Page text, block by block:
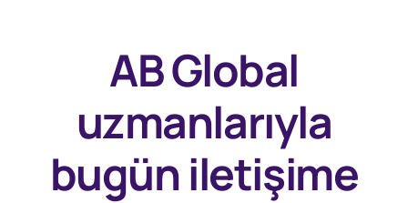
AB Global
uzmanlarıyla
bugüniletişime